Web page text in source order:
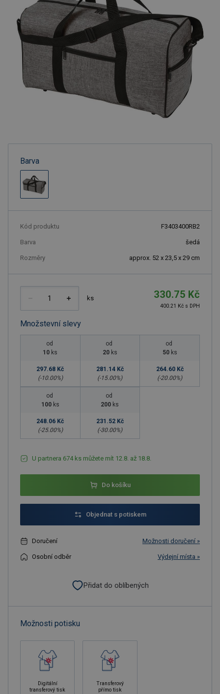
Barva
Kód produktu F3403400RB2
Barva šedá
Rozměry approx. 52 x 23,5 x 29 cm
ks 330.75 Kč
400.21 Kč s DPH
Množstevní slevy
od
10 ks
297.68 Kč
(-10.00%)
od
20 ks
281.14 Kč
(-15.00%)
od
50 ks
264.60 Kč
(-20.00%)
od
100 ks
248.06 Kč
(-25.00%)
od
200 ks
231.52 Kč
(-30.00%)
U partnera 674 ks můžete mít 12.8. až 18.8.
Do košíku
Objednat s potiskem
Doručení Možnosti doručení »
Osobní odběr Výdejní místa »
Přidat do oblíbených
Možnosti potisku
Digitální
transferový tisk
Transferový
přímo tisk